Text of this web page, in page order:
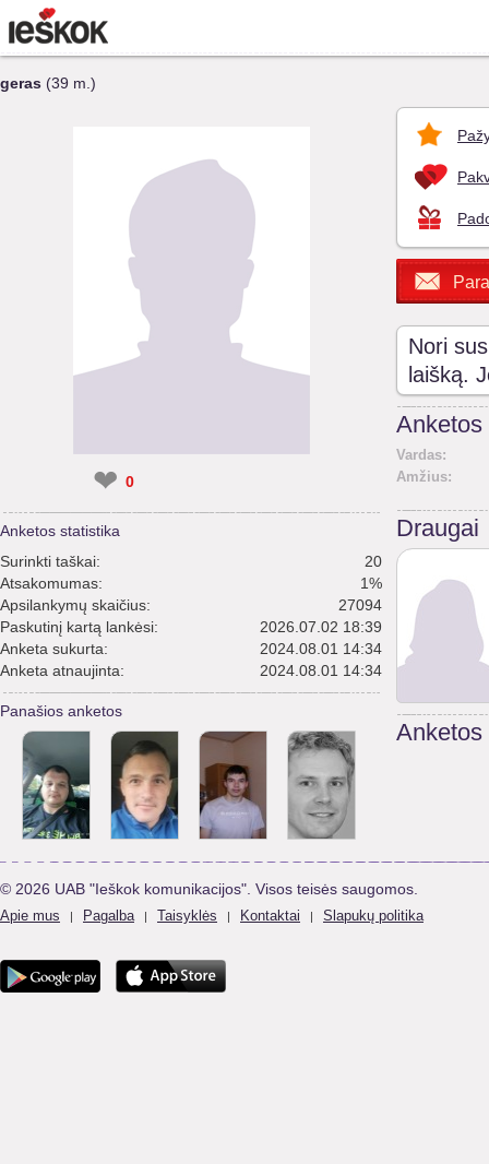
geras (39 m.)
❤ 0
Anketos statistika
Surinkti taškai:
20
Atsakomumas:
1%
Apsilankymų skaičius:
27094
Paskutinį kartą lankėsi:
2026.07.02 18:39
Anketa sukurta:
2024.08.01 14:34
Anketa atnaujinta:
2024.08.01 14:34
Panašios anketos
Nori
laišką.
Anketos
Vardas:
Amžius:
Draugai
Anketos
© 2026 UAB "Ieškok komunikacijos". Visos teisės saugomos.
Apie mus | Pagalba | Taisyklės | Kontaktai | Slapukų politika